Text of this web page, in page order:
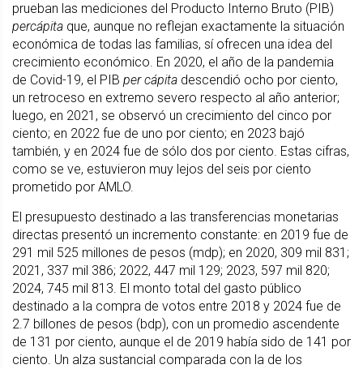
prueban las mediciones del Producto Interno Bruto (PIB)
percápita que, aunque no reflejan exactamente la situación
económica de todas las familias, sí ofrecen una idea del
crecimiento económico. En 2020, el año de la pandemia
de Covid-19, el PIB per cápita descendió ocho por ciento,
un retroceso en extremo severo respecto al año anterior;
luego, en 2021, se observó un crecimiento del cinco por
ciento; en 2022 fue de uno por ciento; en 2023 bajó
también, y en 2024 fue de sólo dos por ciento. Estas cifras,
como se ve, estuvieron muy lejos del seis por ciento
prometido por AMLO.
El presupuesto destinado a las transferencias monetarias
directas presentó un incremento constante: en 2019 fue de
291 mil 525 millones de pesos (mdp); en 2020, 309 mil 831;
2021, 337 mil 386; 2022, 447 mil 129; 2023, 597 mil 820;
2024, 745 mil 813. El monto total del gasto público
destinado a la compra de votos entre 2018 y 2024 fue de
2.7 billones de pesos (bdp), con un promedio ascendente
de 131 por ciento, aunque el de 2019 había sido de 141 por
ciento. Un alza sustancial comparada con la de los